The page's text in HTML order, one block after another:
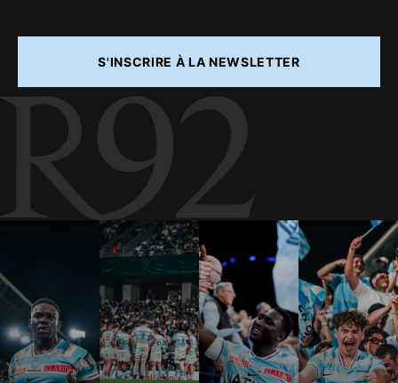
S'INSCRIRE À LA NEWSLETTER